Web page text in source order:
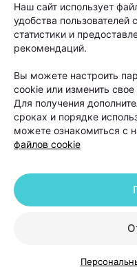
От вида алопеции
лечения.
«Если мы говорим о
гормональных
обычно хорошо
постепенно
Наш сайт использует
удобства пользователей
статистики и
рекомендаций.
Вы можете настроить
cookie или изменить
Для получения
сроках и порядке
можете ознакомиться с
файлов cookie